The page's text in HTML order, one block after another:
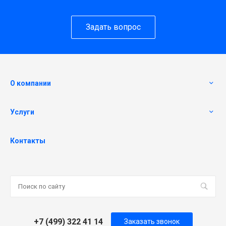
Задать вопрос
О компании
Услуги
Контакты
+7 (499) 322 41 14 Заказать звонок